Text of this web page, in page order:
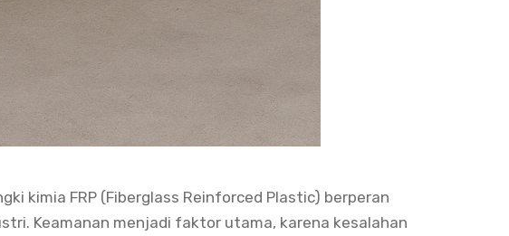
kimia FRP (Fiberglass Reinforced Plastic) berperan
Keamanan menjadi faktor utama, karena kesalahan